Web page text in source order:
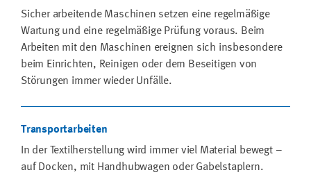
Sicher arbeitende Maschinen setzen eine regelmäßige
Wartung und eine regelmäßige Prüfung voraus. Beim
Arbeiten mit den Maschinen ereignen sich insbesondere
beim Einrichten, Reinigen oder dem Beseitigen von
Störungen immer wieder Unfälle.
Transportarbeiten
In der Textilherstellung wird immer viel Material bewegt –
auf Docken, mit Handhubwagen oder Gabelstaplern.